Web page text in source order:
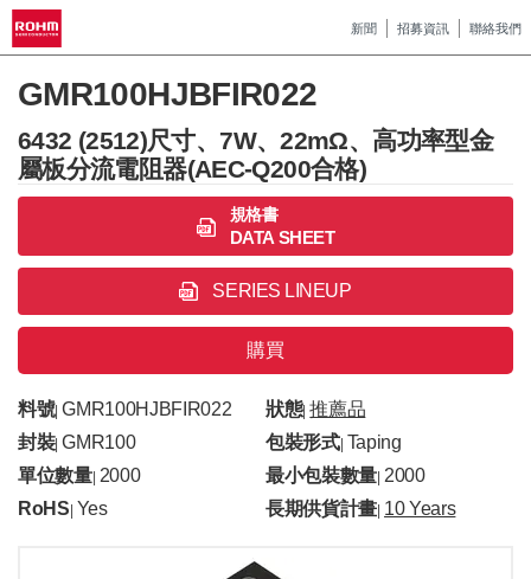
新聞 招募資訊 聯絡我們
GMR100HJBFIR022
6432 (2512)尺寸、7W、22mΩ、高功率型金
屬板分流電阻器(AEC-Q200合格)
規格書
DATA SHEET
SERIES LINEUP
購買
料號|GMR100HJBFIR022 狀態|推薦品
封裝|GMR100 包裝形式| Taping
單位數量| 2000 最小包裝數量 |2000
RoHS Yes 長期供貨計畫 10 Years